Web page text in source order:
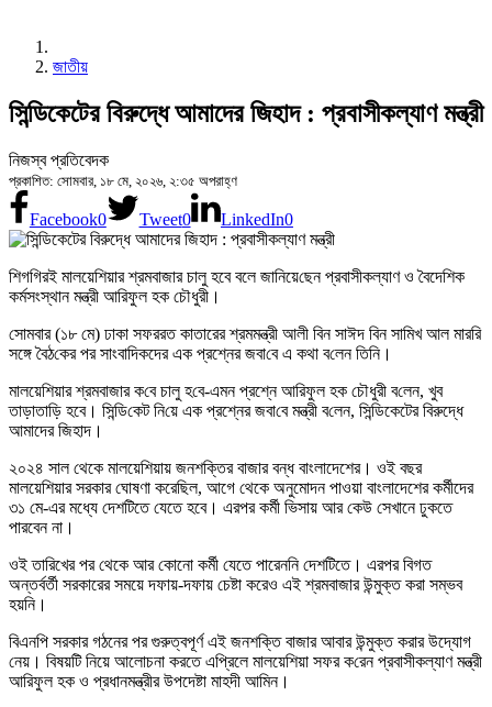
জাতীয়
সিন্ডিকেটের বিরুদ্ধে আমাদের জিহাদ : প্রবাসীকল্যাণ মন্ত্রী
নিজস্ব প্রতিবেদক
প্রকাশিত: সোমবার, ১৮ মে, ২০২৬, ২:৩৫ অপরাহ্ণ
Facebook0 Tweet0 LinkedIn0
শিগ‌গিরই মালয়েশিয়ার শ্রমবাজার চালু হবে বলে জা‌নিয়ে‌ছেন প্রবাসীকল্যাণ ও বৈদেশিক
কর্মসংস্থান মন্ত্রী আরিফুল হক চৌধুরী।
সোমবার (১৮ মে) ঢাকা সফররত কাতারের শ্রমমন্ত্রী আলী বিন সাঈদ বিন সামিখ আল মাররি
সঙ্গে বৈঠ‌কের পর সাংবাদিকদের এক প্রশ্নের জবা‌বে এ কথা ব‌লেন তি‌নি।
মালয়েশিয়ার শ্রমবাজার ক‌বে চালু হ‌বে-এমন প্রশ্নে আরিফুল হক চৌধুরী ব‌লেন, খুব
তাড়াতাড়ি হবে। সি‌ন্ডি‌কেট নি‌য়ে এক প্রশ্নের জবা‌বে মন্ত্রী ব‌লেন, সিন্ডিকেটের বিরুদ্ধে
আমাদের জিহাদ।
২০২৪ সাল থেকে মালয়েশিয়ায় জনশক্তির বাজার বন্ধ বাংলাদেশের। ওই বছর
মালয়েশিয়ার সরকার ঘোষণা করেছিল, আগে থেকে অনুমোদন পাওয়া বাংলাদেশের কর্মীদের
৩১ মে-এর মধ্যে দেশটিতে যেতে হবে। এরপর কর্মী ভিসায় আর কেউ সেখানে ঢুকতে
পারবেন না।
ওই তারিখের পর থেকে আর কোনো কর্মী যেতে পারেননি দেশটিতে। এরপর বিগত
অন্তর্বর্তী সরকারের সময়ে দফায়-দফায় চেষ্টা করেও এই শ্রমবাজার উন্মুক্ত করা সম্ভব
হয়নি।
বিএনপি সরকার গঠনের পর গুরুত্বপূর্ণ এই জনশক্তি বাজার আবার উন্মুক্ত করার উদ্যোগ
নেয়। বিষয়টি নিয়ে আলোচনা করতে এপ্রিলে মালয়েশিয়া সফর ক‌রেন প্রবাসীকল্যাণ মন্ত্রী
আরিফুল হক ও প্রধানমন্ত্রীর উপদেষ্টা মাহদী আমিন।